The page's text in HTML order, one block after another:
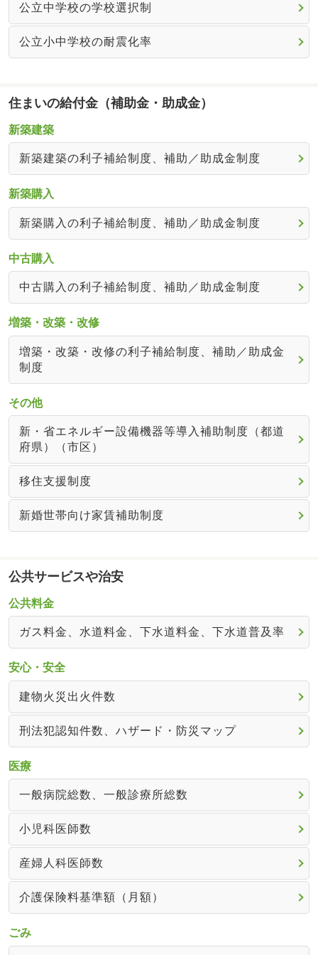
公立中学校の学校選択制
公立小中学校の耐震化率
住まいの給付金（補助金・助成金）
新築建築
新築建築の利子補給制度、補助／助成金制度
新築購入
新築購入の利子補給制度、補助／助成金制度
中古購入
中古購入の利子補給制度、補助／助成金制度
増築・改築・改修
増築・改築・改修の利子補給制度、補助／助成金
制度
その他
新・省エネルギー設備機器等導入補助制度（都道
府県）（市区）
移住支援制度
新婚世帯向け家賃補助制度
公共サービスや治安
公共料金
ガス料金、水道料金、下水道料金、下水道普及率
安心・安全
建物火災出火件数
刑法犯認知件数、ハザード・防災マップ
医療
一般病院総数、一般診療所総数
小児科医師数
産婦人科医師数
介護保険料基準額（月額）
ごみ